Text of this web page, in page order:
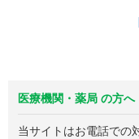
医療機関・薬局 の方へ
当サイトはお電話での